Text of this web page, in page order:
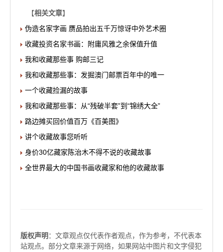
【相关文章】
伪造名家字画 赝品拍出五千万惊讶中外艺术圈
收藏投资名家书画：附庸风雅之余保值升值
我和收藏那些事 购邮三记
我和收藏那些事：发掘澳门邮票百年中的唯一
一个收藏捡漏的故事
我和收藏那些事：从“残破半套”到“锦绣大全”
路边摊买回价值百万《百美图》
讲个收藏故事您听听
身价30亿藏家陈治木不得不说的收藏故事
全世界最大的中国书画收藏家和他的收藏故事
版权声明 ：文章观点仅代表作者观点，作为参考，不代表本
站观点。部分文章来源于网络，如果网站中图片和文字侵犯